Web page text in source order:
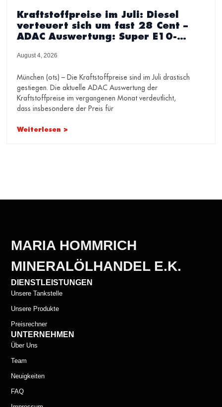
Kraftstoffpreise im Juli: Diesel
verteuert sich um fast 28 Cent –
ADAC Auswertung: Super E10-
Wochen um mehr als 15 Cent
August 4, 2026
München (ots) – Die Kraftstoffpreise sind im Juli drastisch
gestiegen. Die aktuelle ADAC Auswertung der
Kraftstoffpreise im vergangenen Monat verdeutlicht,
dass insbesondere der Preis für
Weiterlesen >
MARIA HOMMRICH
MINERALÖLHANDEL E.K.
DIENSTLEISTUNGEN
Unsere Tankstelle
Unsere Produkte
Preisrechner
UNTERNEHMEN
Über Uns
Team
Neuigkeiten
FAQ